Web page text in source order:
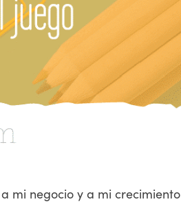
mi negocio y a mi crecimiento